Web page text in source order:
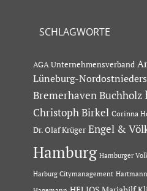
SCHLAGWORTE
AGA Unternehmensverband
Lüneburg-
Bremerhaven Buchholz
Christoph Birkel Corinna
Dr. Olaf Krüger Engel &
Hamburg Hamburger
Harburg Citymanagement